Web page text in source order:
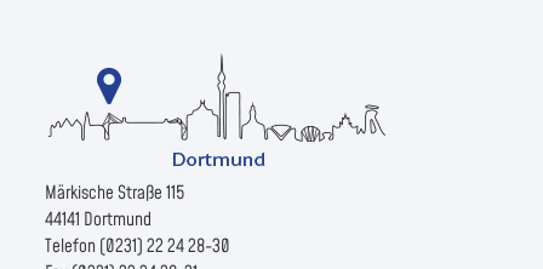
Märkische Straße 115
44141 Dortmund
Telefon (0231) 22 24 28-30